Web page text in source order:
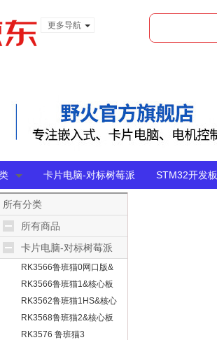
更多导航
卡片电脑-对标树莓派 STM32开发板
所有分类
所有商品
卡片电脑-对标树莓派
RK3566鲁班猫0网口版&
无线版
RK3566鲁班猫1&核心板
RK3562鲁班猫1HS&核心
板
RK3568鲁班猫2&核心板
RK3576 鲁班猫3